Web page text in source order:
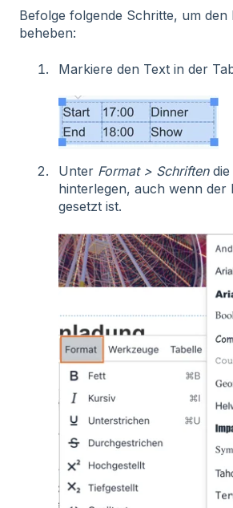
Befolge folgende Schritte, um den
beheben:
Markiere den Text in der
Unter Format > Schriftendie
hinterlegen, auch wenn der
gesetzt ist.